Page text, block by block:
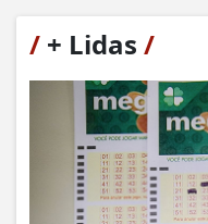
/ + Lidas /